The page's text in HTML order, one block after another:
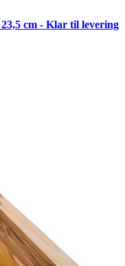
cm - Klar til levering